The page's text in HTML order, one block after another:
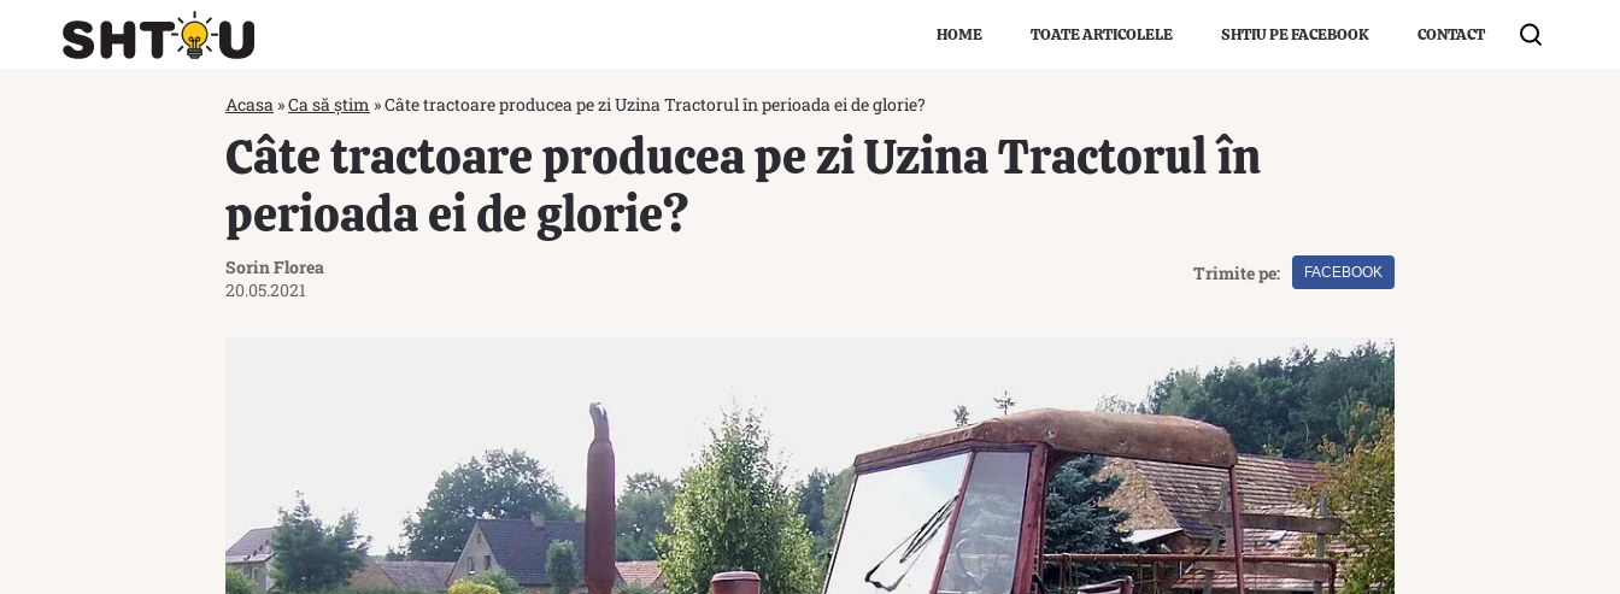
HOME TOATE ARTICOLELE SHTIU PE FACEBOOK CONTACT
Acasa »Ca să știm »Câte tractoare producea pe zi Uzina Tractorul în perioada ei de glorie?
Câte tractoare producea pe zi Uzina Tractorul în
perioada ei de glorie?
Sorin Florea
20.05.2021
Trimite pe: FACEBOOK